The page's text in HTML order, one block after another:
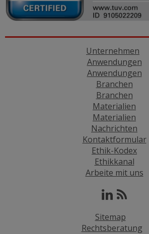
Unternehmen
Anwendungen
Anwendungen
Branchen
Branchen
Materialien
Materialien
Nachrichten
Kontaktformular
Ethik-Kodex
Ethikkanal
Arbeite mit uns
Sitemap
Rechtsberatung